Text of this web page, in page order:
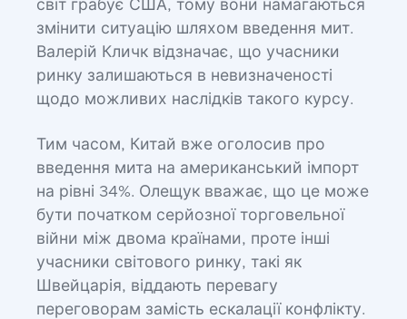
світ грабує США, тому вони намагаються
змінити ситуацію шляхом введення мит.
Валерій Кличк відзначає, що учасники
ринку залишаються в невизначеності
щодо можливих наслідків такого курсу.
Тим часом, Китай вже оголосив про
введення мита на американський імпорт
на рівні 34%. Олещук вважає, що це може
бути початком серйозної торговельної
війни між двома країнами, проте інші
учасники світового ринку, такі як
Швейцарія, віддають перевагу
переговорам замість ескалації конфлікту.